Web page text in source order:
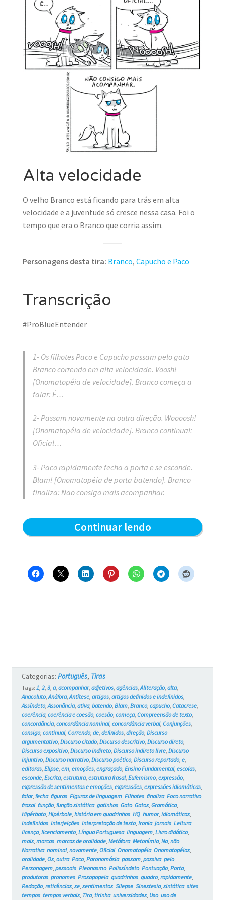
MINHA CONTA
CARRINHO
Search
Search Button
Alta velocidade
O velho Branco está ficando para trás em alta
velocidade e a juventude só cresce nessa casa. Foi o
tempo que era o Branco que corria assim.
Personagens desta tira: Branco, Capucho e Paco
Transcrição
#ProBlueEntender
1- Os filhotes Paco e Capucho passam pelo gato
Branco correndo em alta velocidade. Voosh!
[Onomatopéia de velocidade]. Branco começa a
falar: É…
2- Passam novamente na outra direção. Woooosh!
[Onomatopéia de velocidade]. Branco continual:
Oficial…
3- Paco rapidamente fecha a porta e se esconde.
Blam! [Onomatopéia de porta batendo]. Branco
finaliza: Não consigo mais acompanhar.
Continuar lendoAlta
Blue
Categorias: Português, Tiras
Tags: 1, 2, 3, a, acompanhar, adjetivos, agências,Aliteração, alta,
Anacoluto,Anáfora,Antítese, artigos, artigos definidos e indefinidos,
Assíndeto,Assonância, ativa, batendo, Blam, Branco, capucho, Catacrese,
coerência, coerência e coesão, coesão, começa, Compreensão de texto,
concordância, concordância nominal, concordância verbal, Conjunções,
consigo, continual, Correndo, de, definidos, direção, Discurso
argumentativo, Discurso citado, Discurso descritivo, Discurso direto,
Discurso expositivo, Discurso indireto, Discurso indireto livre, Discurso
injuntivo, Discurso narrativo, Discurso poético, Discurso reportado, e,
editoras, Elipse, em, emoções, engraçado, Ensino Fundamental, escolas,
esconde, Escrita, estrutura, estrutura frasal, Eufemismo, expressão,
expressão de sentimentos e emoções, expressões, expressões idiomáticas,
falar, fecha, figuras, Figuras de linguagem, Filhotes, finaliza, Foco narrativo,
frasal, função, função sintática, gatinhos, Gato, Gatos, Gramática,
Hipérbato, Hipérbole, história em quadrinhos, HQ, humor, idiomáticas,
indefinidos, Interjeições, Interpretação de texto, Ironia, jornais, Leitura,
licença, licenciamento, Língua Portuguesa, linguagem, Livro didático,
mais, marcas, marcas de oralidade, Metáfora, Metonímia, Na, não,
Narrativa, nominal, novamente, Oficial, Onomatopéia, Onomatopéias,
oralidade, Os, outra, Paco, Paronomásia, passam, passiva, pelo,
Personagem, pessoais, Pleonasmo, Polissíndeto, Pontuação, Porta,
produtoras, pronomes, Prosopopeia, quadrinhos, quadro, rapidamente,
Redação, reticências, se, sentimentos, Silepse, Sinestesia, sintática, sites,
tempos, tempos verbais, Tira, tirinha, universidades, Uso, uso de